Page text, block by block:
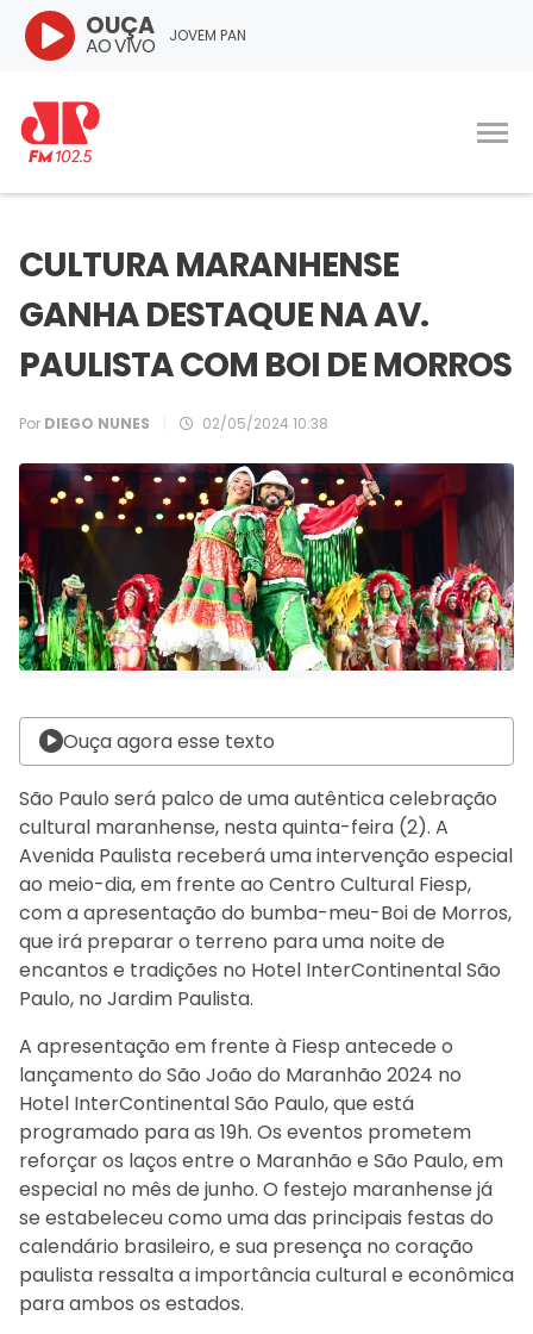
JOVEM PAN
OUÇA
AO VIVO
CULTURA MARANHENSE
GANHA DESTAQUE NA AV.
PAULISTA COM BOI DE MORROS
Por DIEGO NUNES 02/05/2024 10:38
Ouça agora esse texto
São Paulo será palco de uma autêntica celebração
cultural maranhense, nesta quinta-feira (2). A
Avenida Paulista receberá uma intervenção especial
ao meio-dia, em frente ao Centro Cultural Fiesp,
com a apresentação do bumba-meu-Boi de Morros,
que irá preparar o terreno para uma noite de
encantos e tradições no Hotel InterContinental São
Paulo, no Jardim Paulista.
A apresentação em frente à Fiesp antecede o
lançamento do São João do Maranhão 2024 no
Hotel InterContinental São Paulo, que está
programado para as 19h. Os eventos prometem
reforçar os laços entre o Maranhão e São Paulo, em
especial no mês de junho. O festejo maranhense já
se estabeleceu como uma das principais festas do
calendário brasileiro, e sua presença no coração
paulista ressalta a importância cultural e econômica
para ambos os estados.